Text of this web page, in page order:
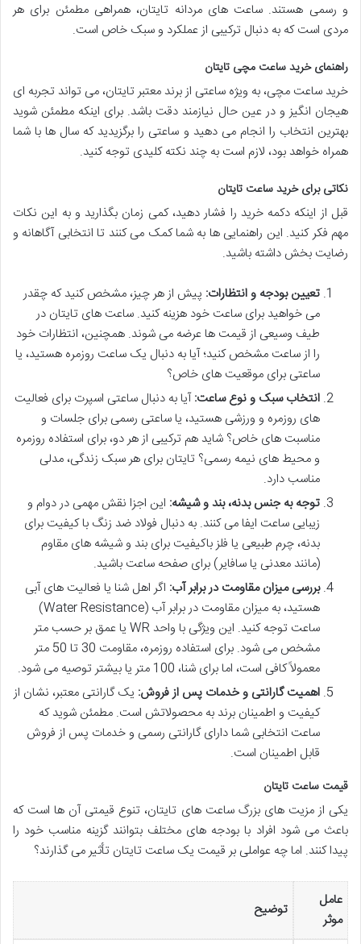
و رسمی هستند. ساعت های مردانه تایتان، همراهی مطمئن برای هر
مردی است که به دنبال ترکیبی از عملکرد و سبک خاص است.
راهنمای خرید ساعت مچی تایتان
خرید ساعت مچی، به ویژه ساعتی از برند معتبر تایتان، می تواند تجربه ای
هیجان انگیز و در عین حال نیازمند دقت باشد. برای اینکه مطمئن شوید
بهترین انتخاب را انجام می دهید و ساعتی را برگزیدید که سال ها با شما
همراه خواهد بود، لازم است به چند نکته کلیدی توجه کنید.
نکاتی برای خرید ساعت تایتان
قبل از اینکه دکمه خرید را فشار دهید، کمی زمان بگذارید و به این نکات
مهم فکر کنید. این راهنمایی ها به شما کمک می کنند تا انتخابی آگاهانه و
رضایت بخش داشته باشید.
تعیین بودجه و انتظارات: پیش از هر چیز، مشخص کنید که چقدر
می خواهید برای ساعت خود هزینه کنید. ساعت های تایتان در
طیف وسیعی از قیمت ها عرضه می شوند. همچنین، انتظارات خود
را از ساعت مشخص کنید؛ آیا به دنبال یک ساعت روزمره هستید، یا
ساعتی برای موقعیت های خاص؟
انتخاب سبک و نوع ساعت:آیا به دنبال ساعتی اسپرت برای فعالیت
های روزمره و ورزشی هستید، یا ساعتی رسمی برای جلسات و
مناسبت های خاص؟ شاید هم ترکیبی از هر دو، برای استفاده روزمره
و محیط های نیمه رسمی؟ تایتان برای هر سبک زندگی، مدلی
مناسب دارد.
توجه به جنس بدنه، بند و شیشه: این اجزا نقش مهمی در دوام و
زیبایی ساعت ایفا می کنند. به دنبال فولاد ضد زنگ با کیفیت برای
بدنه، چرم طبیعی یا فلز باکیفیت برای بند و شیشه های مقاوم
(مانند معدنی یا سافایر) برای صفحه ساعت باشید.
بررسی میزان مقاومت در برابر آب: اگر اهل شنا یا فعالیت های آبی
هستید، به میزان مقاومت در برابر آب (Water Resistance)
ساعت توجه کنید. این ویژگی با واحد WR یا عمق بر حسب متر
مشخص می شود. برای استفاده روزمره، مقاومت 30 تا 50 متر
معمولاً کافی است، اما برای شنا، 100 متر یا بیشتر توصیه می شود.
اهمیت گارانتی و خدمات پس از فروش: یک گارانتی معتبر، نشان از
کیفیت و اطمینان برند به محصولاتش است. مطمئن شوید که
ساعت انتخابی شما دارای گارانتی رسمی و خدمات پس از فروش
قابل اطمینان است.
قیمت ساعت تایتان
یکی از مزیت های بزرگ ساعت های تایتان، تنوع قیمتی آن ها است که
باعث می شود افراد با بودجه های مختلف بتوانند گزینه مناسب خود را
پیدا کنند. اما چه عواملی بر قیمت یک ساعت تایتان تأثیر می گذارند؟
عامل
موثر
توضیح